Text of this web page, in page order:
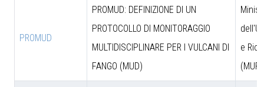
PROMUD
PROMUD: DEFINIZIONE DI UN
PROTOCOLLO DI MONITORAGGIO
MULTIDISCIPLINARE PER I VULCANI DI
FANGO (MUD)
e
(MUR)